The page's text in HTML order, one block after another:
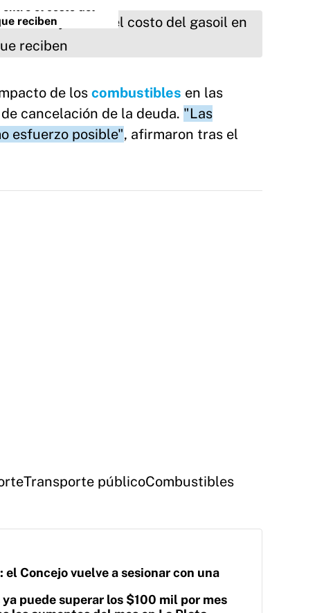
entre el costo del
reciben
de los combustibles en las
cancelación de la deuda. "Las
esfuerzo posible", afirmaron tras el
Transporte públicoCombustibles
Concejo vuelve a sesionar con una
puede superar los $100 mil por mes